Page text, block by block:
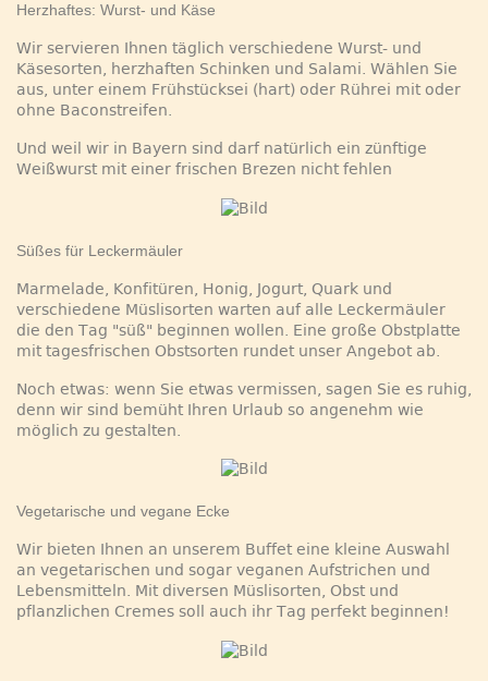
Herzhaftes: Wurst- und Käse
Wir servieren Ihnen täglich verschiedene Wurst- und
Käsesorten, herzhaften Schinken und Salami. Wählen Sie
aus, unter einem Frühstücksei (hart) oder Rührei mit oder
ohne Baconstreifen.
Und weil wir in Bayern sind darf natürlich ein zünftige
Weißwurst mit einer frischen Brezen nicht fehlen
Süßes für Leckermäuler
Marmelade, Konfitüren, Honig, Jogurt, Quark und
verschiedene Müslisorten warten auf alle Leckermäuler
die den Tag "süß" beginnen wollen. Eine große Obstplatte
mit tagesfrischen Obstsorten rundet unser Angebot ab.
Noch etwas: wenn Sie etwas vermissen, sagen Sie es ruhig,
denn wir sind bemüht Ihren Urlaub so angenehm wie
möglich zu gestalten.
Vegetarische und vegane Ecke
Wir bieten Ihnen an unserem Buffet eine kleine Auswahl
an vegetarischen und sogar veganen Aufstrichen und
Lebensmitteln. Mit diversen Müslisorten, Obst und
pflanzlichen Cremes soll auch ihr Tag perfekt beginnen!